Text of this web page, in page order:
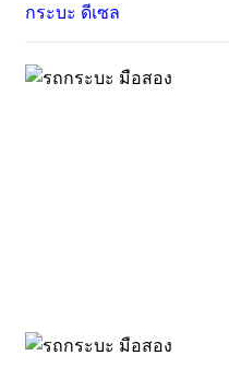
กระบะ ดีเซล